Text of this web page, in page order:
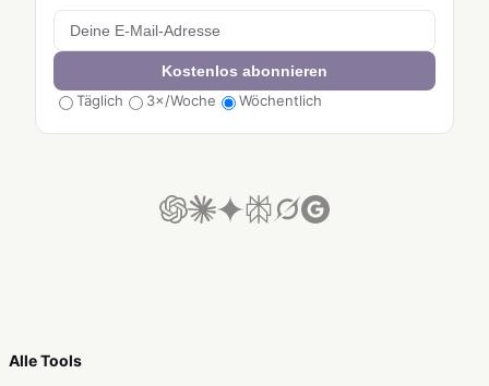
Kostenlos abonnieren
Täglich
3×/Woche Wöchentlich
Alle Tools